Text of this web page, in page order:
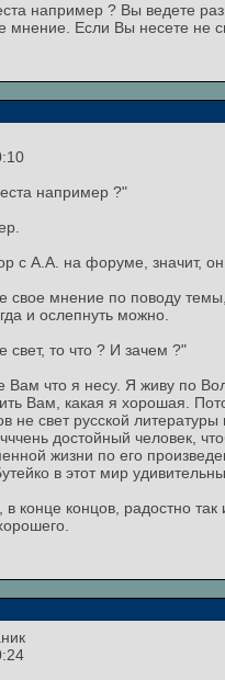
например ? Вы ведете
мнение. Если Вы несете не
например ?"
с А.А. на форуме, значит,
свое мнение по поводу
и ослепнуть можно.
свет, то что ? И зачем ?"
Вам что я несу. Я живу по
Вам, какая я хорошая.
не свет русской литературы
достойный человек,
жизни по его
в этот мир
конце концов, радостно